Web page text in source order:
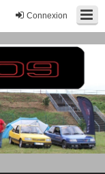
Connexion